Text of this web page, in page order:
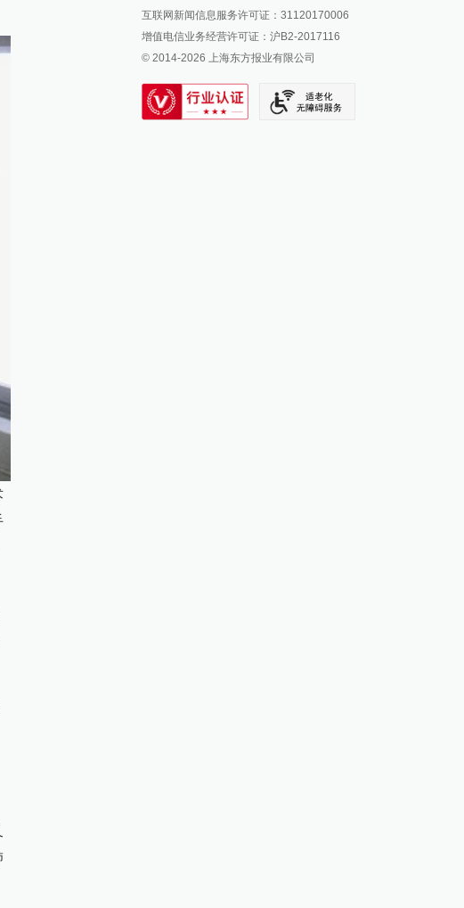
派生万物开放平台
IP SHANGHAI
SIXTH TONE
互联网新闻信息服务许可证：31120170006
增值电信业务经营许可证：沪B2-2017116
© 2014-2026 上海东方报业有限公司